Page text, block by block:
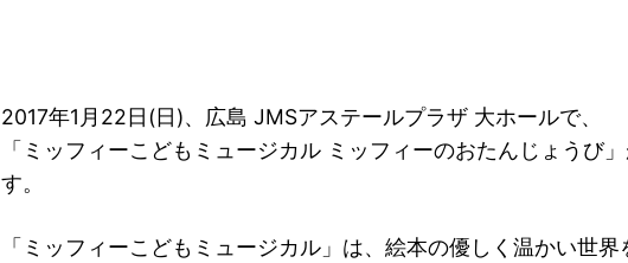
2017年1月22日(日)、広島 JMSアステールプラザ 大ホールで、
「ミッフィーこどもミュージカル ミッフィーのおたんじょうび
す。
「ミッフィーこどもミュージカル」は、絵本の優しく温かい世界